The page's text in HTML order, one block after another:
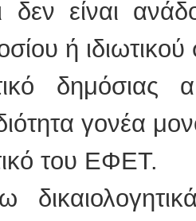
δεν είναι
ή ιδιωτικού
γονέα
του ΕΦΕΤ.